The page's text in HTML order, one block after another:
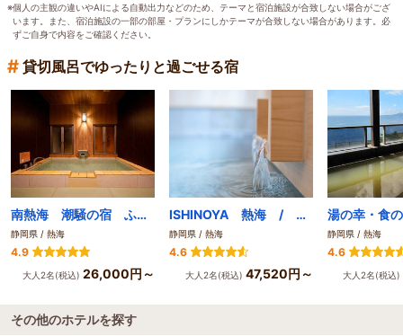
※個人の主観の違いやAIによる自動出力などのため、テーマと宿泊施設が合致しない場合がござ
います。また、宿泊施設の一部の部屋・プランにしかテーマが合致しない場合があります。必
ずご自身で内容をご確認ください。
# 貸切風呂でゆったりと過ごせる宿
南熱海 潮騒の宿 ふじま
静岡県 / 熱海
4.9
大人2名(税込) 26,000円～
ISHINOYA 熱海 / 石のや 熱海
静岡県 / 熱海
4.6
大人2名(税込) 47,520円～
湯の幸・食
静岡県 / 熱海
4.6
大人2名(税込)
その他のホテルを探す